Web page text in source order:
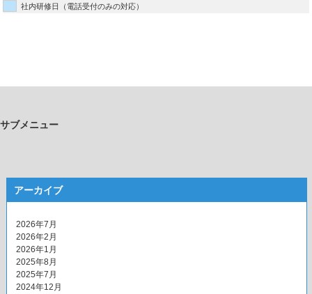
社内研修日（電話受付のみの対応）
サブメニュー
アーカイブ
2026年7月
2026年2月
2026年1月
2025年8月
2025年7月
2024年12月